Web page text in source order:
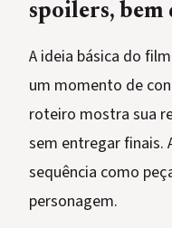
spoilers,
A ideia básica do
um momento de
roteiro mostra sua
sem entregar finais.
sequência como
personagem.